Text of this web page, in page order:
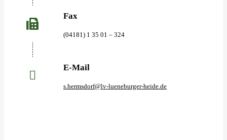
Fax
(04181) 1 35 01 – 324
E-Mail
s.hermsdorf@lv-lueneburger-heide.de